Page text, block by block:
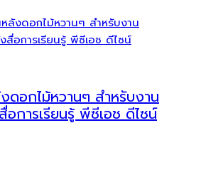
อกไม้หวานๆ สำหรับงาน
การเรียนรู้ พีซีเอช ดีไซน์